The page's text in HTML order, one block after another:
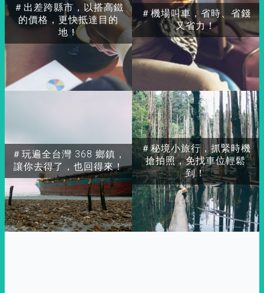
＃出差跨縣市，以搭高鐵
的價格，更快抵達目的
地！
＃玩遍全台灣 368 鄉鎮，
讓你去得了，也回得來！
＃秘境小旅行，抓緊時機
搶拍照，免找車位輕鬆
到！
＃機場叫車，省時、省錢
又省力！